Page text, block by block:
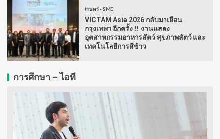
เกษตร - SME
VICTAM Asia 2026 กลับมาเยือน
กรุงเทพฯ อีกครั้ง !! งานแสดง
อุตสาหกรรมอาหารสัตว์ สุขภาพสัตว์ และ
เทคโนโลยีการสีข้าว
การศึกษา – ไอที